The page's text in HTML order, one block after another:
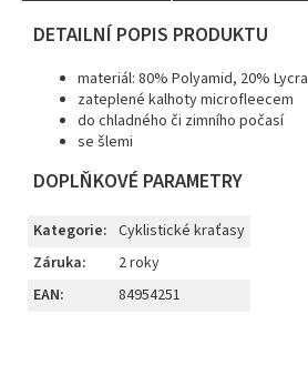
DETAILNÍ POPIS PRODUKTU
materiál: 80% Polyamid, 20% Lycra
zateplené kalhoty microfleecem
do chladného či zimního počasí
se šlemi
DOPLŇKOVÉ PARAMETRY
Kategorie: Cyklistické kraťasy
Záruka:
2 roky
EAN: 84954251